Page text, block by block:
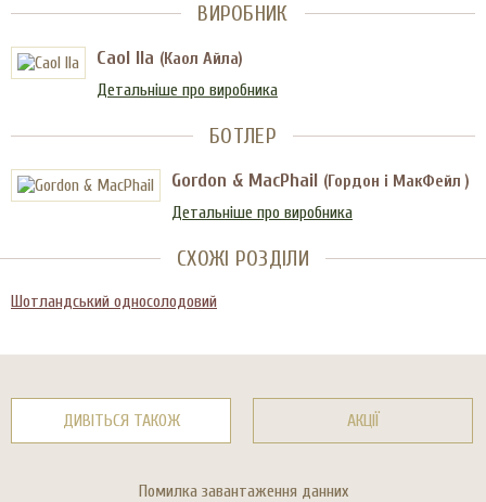
ВИРОБНИК
Caol Ila (Каол Айла)
Детальніше про виробника
БОТЛЕР
Gordon & MacPhail (Гордон і МакФейл )
Детальніше про виробника
СХОЖІ РОЗДІЛИ
Шотландський односолодовий
ДИВІТЬСЯ ТАКОЖ АКЦІЇ
Помилка завантаження данних